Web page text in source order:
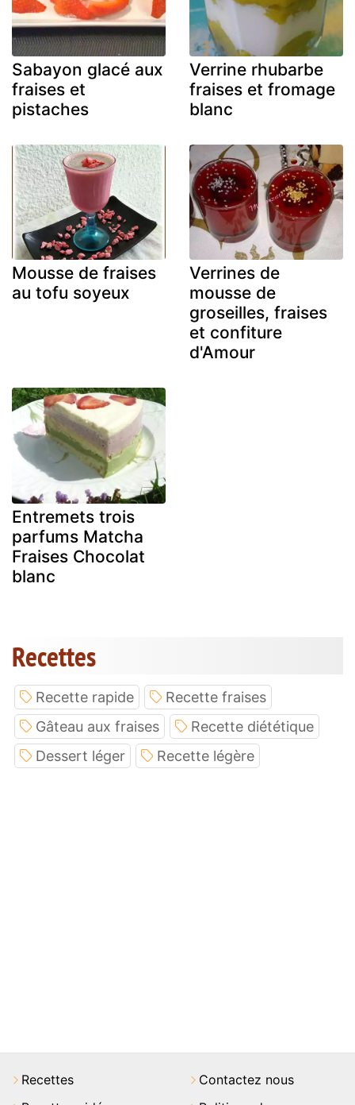
Sabayon glacé aux
fraises et
pistaches
Verrine rhubarbe
fraises et fromage
blanc
Mousse de fraises
au tofu soyeux
Verrines de
mousse de
groseilles, fraises
et confiture
d'Amour
Entremets trois
parfums Matcha
Fraises Chocolat
blanc
Recettes
Recette rapide
Recette fraises
Gâteau aux fraises
Recette diététique
Dessert léger
Recette légère
Recettes
Contactez nous